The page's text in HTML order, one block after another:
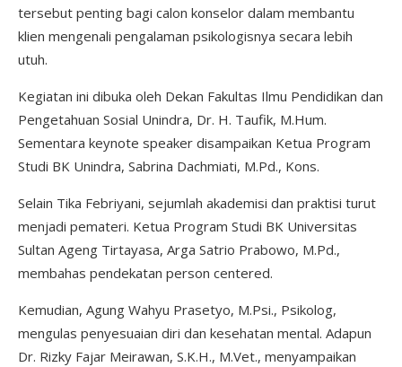
tersebut penting bagi calon konselor dalam membantu
klien mengenali pengalaman psikologisnya secara lebih
utuh.
Kegiatan ini dibuka oleh Dekan Fakultas Ilmu Pendidikan dan
Pengetahuan Sosial Unindra, Dr. H. Taufik, M.Hum.
Sementara keynote speaker disampaikan Ketua Program
Studi BK Unindra, Sabrina Dachmiati, M.Pd., Kons.
Selain Tika Febriyani, sejumlah akademisi dan praktisi turut
menjadi pemateri. Ketua Program Studi BK Universitas
Sultan Ageng Tirtayasa, Arga Satrio Prabowo, M.Pd.,
membahas pendekatan person centered.
Kemudian, Agung Wahyu Prasetyo, M.Psi., Psikolog,
mengulas penyesuaian diri dan kesehatan mental. Adapun
Dr. Rizky Fajar Meirawan, S.K.H., M.Vet., menyampaikan